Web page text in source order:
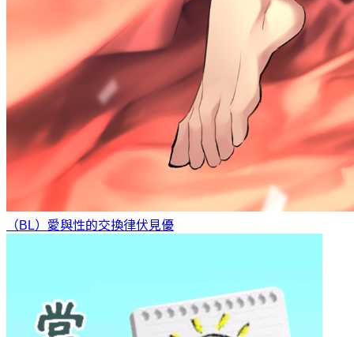
（BL）愛與性的交換律伏見優